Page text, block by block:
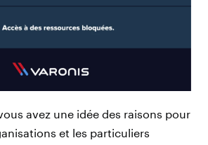
avez une idée des raisons pour
et les particuliers